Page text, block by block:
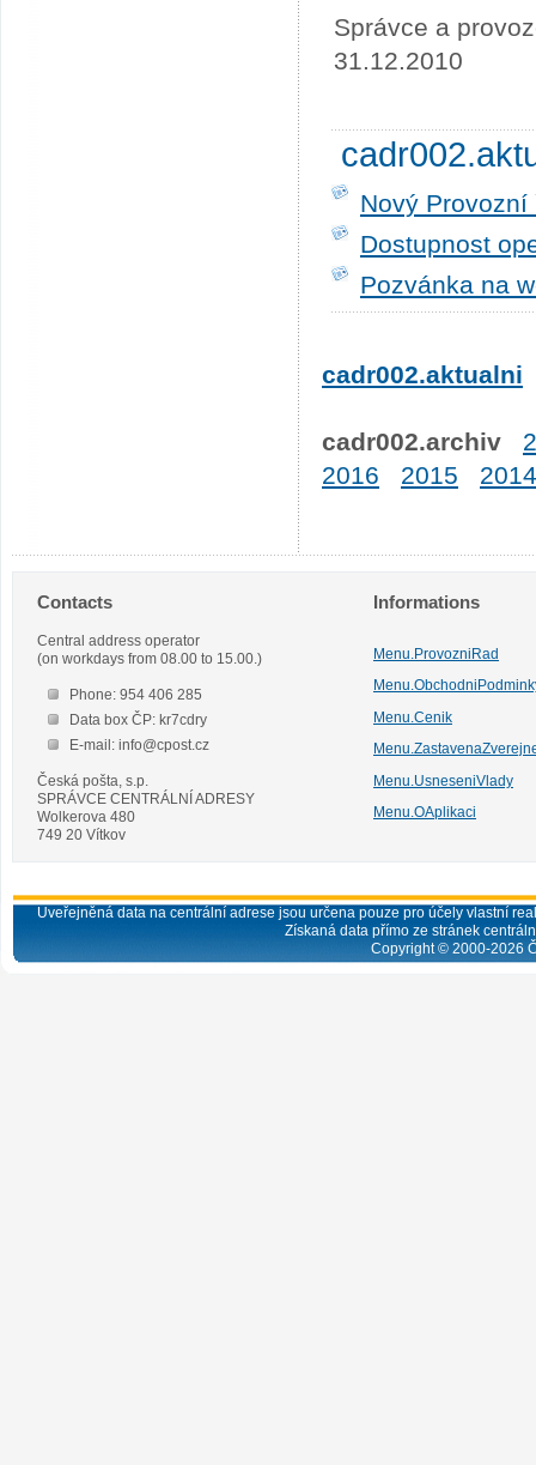
Správce a
31.12.2010
Nový
Dostupnost
Pozvánka na
cadr002.aktualni
cadr002.archiv
2016
2015 2014
Contacts
Central address operator
(on workdays from 08.00 to 15.00.)
Phone: 954 406 285
Data box ČP: kr7cdry
E-mail: info@cpost.cz
Česká pošta, s.p.
SPRÁVCE CENTRÁLNÍ ADRESY
Wolkerova 480
749 20 Vítkov
Informations
Menu.ProvozniRad
Menu.Cenik
Menu.UsneseniVlady
Menu.OAplikaci
Uveřejněná data na centrální adrese jsou určena pouze pro účely vlastní
Získaná data přímo ze stránek
Copyright © 2000-2026